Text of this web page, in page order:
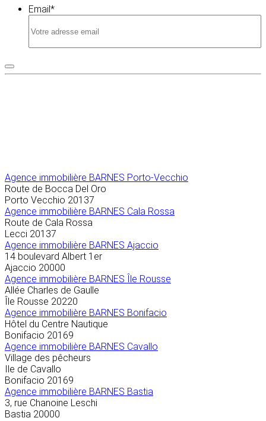
Email*
Agence immobilière BARNES Porto-Vecchio
Route de Bocca Del Oro
Porto Vecchio 20137
Agence immobilière BARNES Cala Rossa
Route de Cala Rossa
Lecci 20137
Agence immobilière BARNES Ajaccio
14 boulevard Albert 1er
Ajaccio 20000
Agence immobilière BARNES Île Rousse
Allée Charles de Gaulle
Île Rousse 20220
Agence immobilière BARNES Bonifacio
Hôtel du Centre Nautique
Bonifacio 20169
Agence immobilière BARNES Cavallo
Village des pêcheurs
Ile de Cavallo
Bonifacio 20169
Agence immobilière BARNES Bastia
3, rue Chanoine Leschi
Bastia 20000